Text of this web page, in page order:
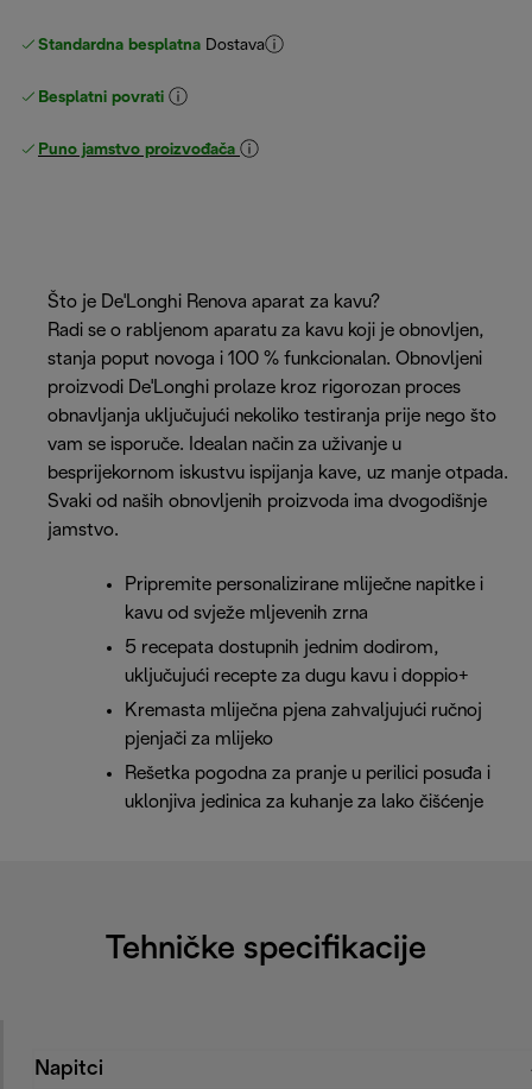
Standardna besplatna Dostava
Besplatni povrati
Puno jamstvo proizvođača
Što je De'Longhi Renova aparat za kavu?
Radi se o rabljenom aparatu za kavu koji je obnovljen,
stanja poput novoga i 100 % funkcionalan. Obnovljeni
proizvodi De'Longhi prolaze kroz rigorozan proces
obnavljanja uključujući nekoliko testiranja prije nego što
vam se isporuče. Idealan način za uživanje u
besprijekornom iskustvu ispijanja kave, uz manje otpada.
Svaki od naših obnovljenih proizvoda ima dvogodišnje
jamstvo.
Pripremite personalizirane mliječne napitke i
kavu od svježe mljevenih zrna
5 recepata dostupnih jednim dodirom,
uključujući recepte za dugu kavu i doppio+
Kremasta mliječna pjena zahvaljujući ručnoj
pjenjači za mlijeko
Rešetka pogodna za pranje u perilici posuđa i
uklonjiva jedinica za kuhanje za lako čišćenje
Tehničke specifikacije
Napitci